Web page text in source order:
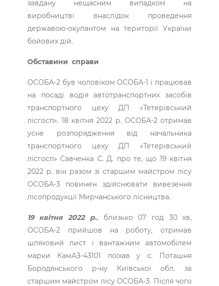
завдану нещасним випадком на
виробництві внаслідок проведення
державою-­окупантом на території України
бойових дій.
Обставини справи
ОСОБА-2 був чоловіком ОСОБА-1 і працював
на посаді водія автотранспортних засобів
транспортного цеху ДП «Тетерівський
лісгосп». 18 квітня 2022 р. ОСОБА-2 отримав
усне розпорядження від начальника
транспортного цеху ДП «Тетерівський
лісгосп» Савченка С. Д. про те, що 19 квітня
2022 р. він разом зі старшим майстром лісу
ОСОБА-3 повинен здійснювати вивезення
лісопродукції Мирчанського лісництва.
19 квітня 2022 р., близько 07 год 30 хв,
ОСОБА-2 прийшов на роботу, отримав
шляховий лист і вантажним автомобілем
марки КамАЗ-43101 поїхав у с. Поташня
Бородянського р-ну Київської обл. за
старшим майстром лісу ОСОБА-3. Після чого